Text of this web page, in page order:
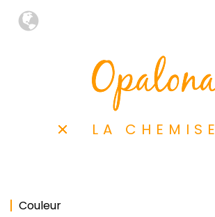
LA CHEMISE
Couleur